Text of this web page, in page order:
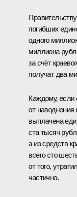
погибших
одного
миллиона
за счёт
получат два
Каждому, если
от
выплачена
ста тысяч
а из средств
всего сто
от того,
частично.